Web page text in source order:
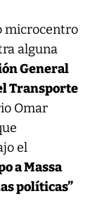
microcentro
alguna
General
Transporte
Omar
el
a Massa
políticas”